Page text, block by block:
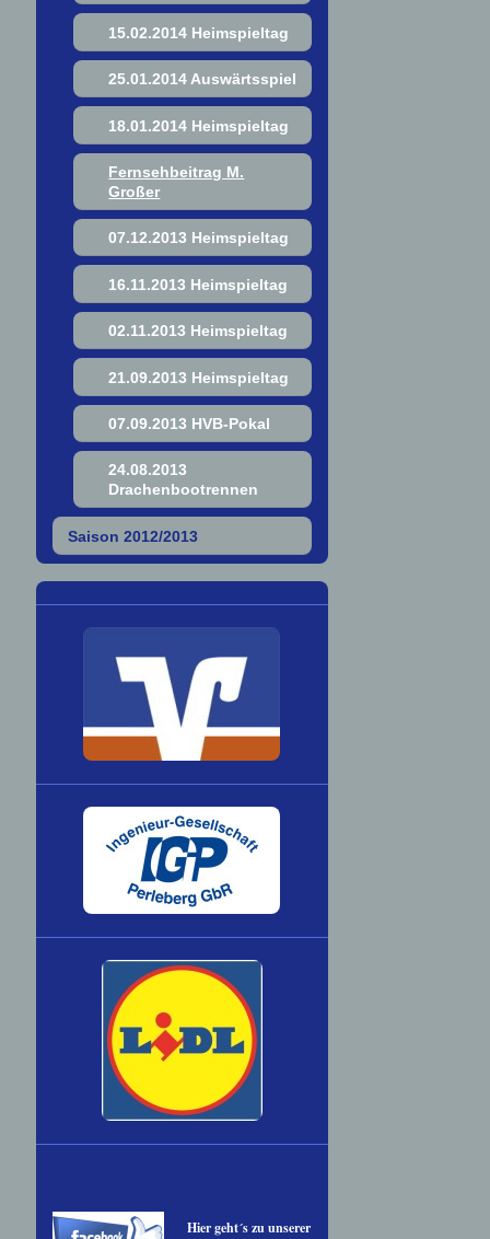
15.02.2014 Heimspieltag
25.01.2014 Auswärtsspiel
18.01.2014 Heimspieltag
Fernsehbeitrag M.
Großer
07.12.2013 Heimspieltag
16.11.2013 Heimspieltag
02.11.2013 Heimspieltag
21.09.2013 Heimspieltag
07.09.2013 HVB-Pokal
24.08.2013
Drachenbootrennen
Saison 2012/2013
Hier geht´s zu unserer